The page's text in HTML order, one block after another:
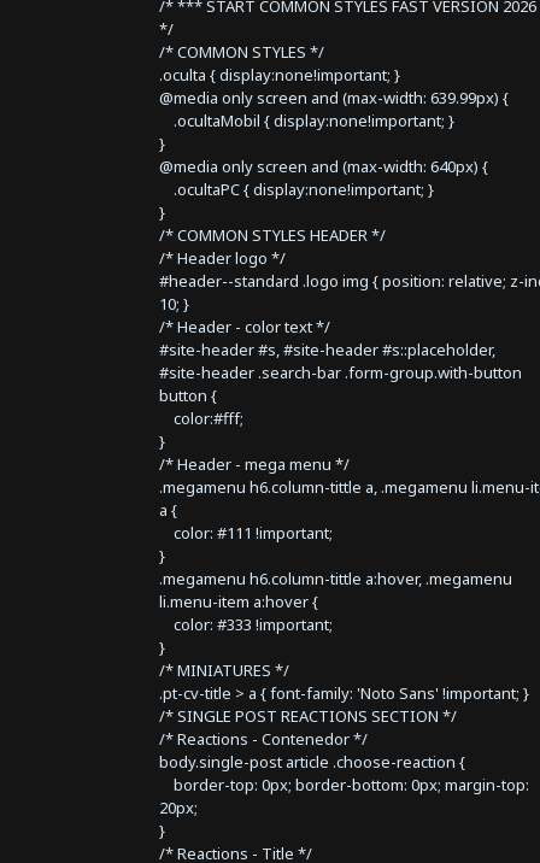
/* *** START COMMON STYLES FAST VERSION
*/
/* COMMON STYLES */
.oculta { display:none!important; }
@media only screen and (max-width: 639.99px) {
.ocultaMobil { display:none!important; }
}
@media only screen and (max-width: 640px) {
.ocultaPC { display:none!important; }
}
/* COMMON STYLES HEADER */
/* Header logo */
#header--standard .logo img { position: relative; z-
10; }
/* Header - color text */
#site-header #s, #site-header #s::placeholder,
#site-header .search-bar .form-group.with-button
button {
color:#fff;
}
/* Header - mega menu */
.megamenu h6.column-tittle a, .megamenu li.menu-
a {
color: #111 !important;
}
.megamenu h6.column-tittle a:hover, .megamenu
li.menu-item a:hover {
color: #333 !important;
}
/* MINIATURES */
.pt-cv-title > a { font-family: 'Noto Sans' !important; }
/* SINGLE POST REACTIONS SECTION */
/* Reactions - Contenedor */
body.single-post article .choose-reaction {
border-top: 0px; border-bottom: 0px; margin-top:
20px;
}
/* Reactions - Title */